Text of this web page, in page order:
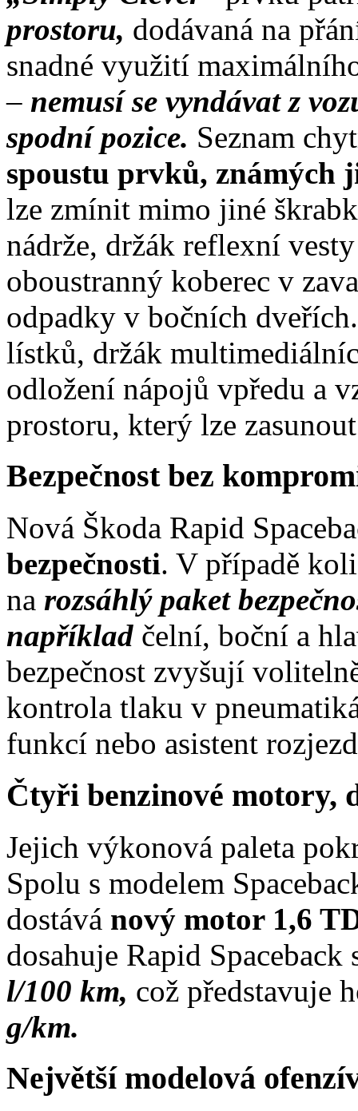
prostoru, dodávaná na
snadné využití
– nemusí se vyndávat z
spodní pozice. Seznam
spoustu prvků, známých
lze zmínit mimo jiné
nádrže, držák reflexní
oboustranný koberec v
odpadky v bočních
lístků, držák
odložení nápojů vpředu a
prostoru, který lze
Bezpečnost bez
Nová Škoda Rapid
bezpečnosti. V případě
na rozsáhlý paket
například čelní, boční a
bezpečnost zvyšují
kontrola tlaku v
funkcí nebo asistent
Čtyři benzinové motory,
Jejich výkonová paleta
Spolu s modelem
dostává nový motor 1,6
dosahuje Rapid
l/100 km, což představuje
g/km.
Největší modelová